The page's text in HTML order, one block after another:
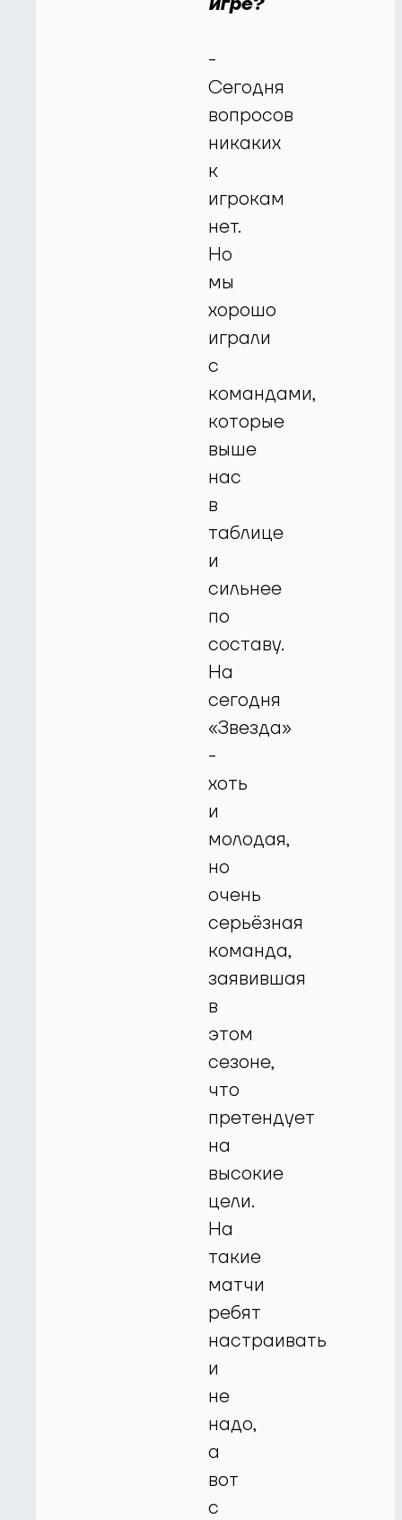
-
Сегодня
вопросов
никаких
к
игрокам
нет.
Но
мы
хорошо
играли
с
командами,
которые
выше
нас
в
таблице
и
сильнее
по
составу.
На
сегодня
«Звезда»
-
хоть
и
молодая,
но
очень
серьёзная
команда,
заявившая
в
этом
сезоне,
что
претендует
на
высокие
цели.
На
такие
матчи
ребят
настраивать
и
не
надо,
а
вот
с